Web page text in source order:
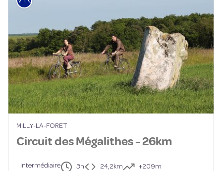
MILLY-LA-FORET
Circuit des Mégalithes - 26km
Intermédiaire 3h 24,2km +209m